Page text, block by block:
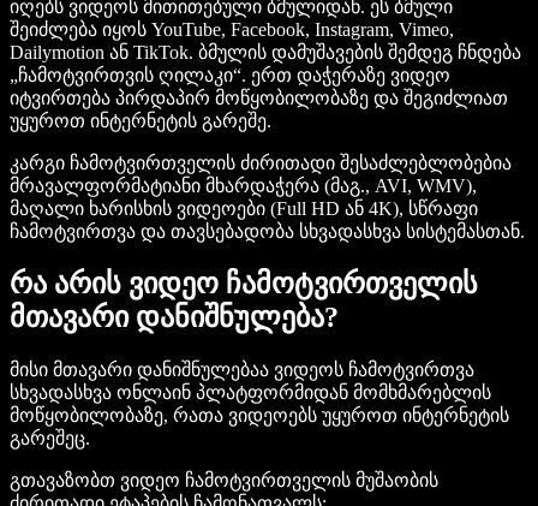
იღებს ვიდეოს მითითებული ბმულიდან. ეს ბმული
შეიძლება იყოს YouTube, Facebook, Instagram, Vimeo,
Dailymotion ან TikTok. ბმულის დამუშავების შემდეგ ჩნდება
„ჩამოტვირთვის ღილაკი“. ერთ დაჭერაზე ვიდეო
იტვირთება პირდაპირ მოწყობილობაზე და შეგიძლიათ
უყუროთ ინტერნეტის გარეშე.
კარგი ჩამოტვირთველის ძირითადი შესაძლებლობებია
მრავალფორმატიანი მხარდაჭერა (მაგ., AVI, WMV),
მაღალი ხარისხის ვიდეოები (Full HD ან 4K), სწრაფი
ჩამოტვირთვა და თავსებადობა სხვადასხვა სისტემასთან.
რა არის ვიდეო ჩამოტვირთველის
მთავარი დანიშნულება?
მისი მთავარი დანიშნულებაა ვიდეოს ჩამოტვირთვა
სხვადასხვა ონლაინ პლატფორმიდან მომხმარებლის
მოწყობილობაზე, რათა ვიდეოებს უყუროთ ინტერნეტის
გარეშეც.
გთავაზობთ ვიდეო ჩამოტვირთველის მუშაობის